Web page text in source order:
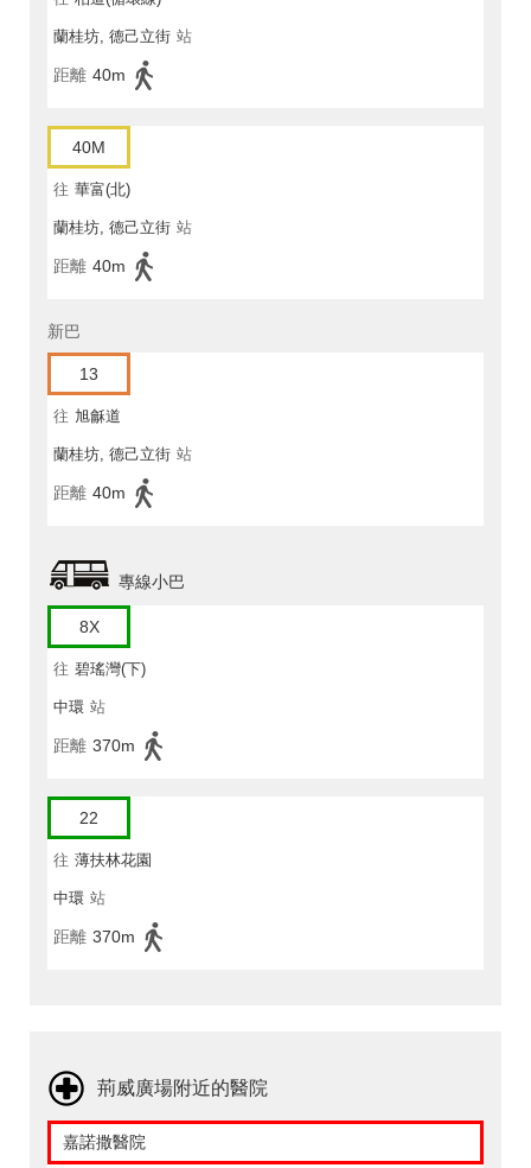
蘭桂坊, 德己立街 站
距離 40m
40M
往 華富(北)
蘭桂坊, 德己立街 站
距離 40m
新巴
13
往 旭龢道
蘭桂坊, 德己立街 站
距離 40m
專線小巴
8X
往 碧瑤灣(下)
中環 站
距離 370m
22
往 薄扶林花園
中環 站
距離 370m
荊威廣場附近的醫院
嘉諾撒醫院